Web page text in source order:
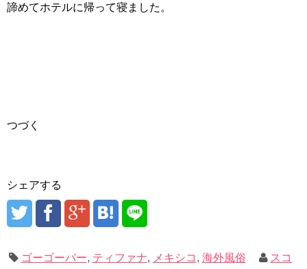
諦めてホテルに帰って寝ました。
つづく
シェアする
ゴーゴーバー, ティファナ, メキシコ , 海外風俗
スコ